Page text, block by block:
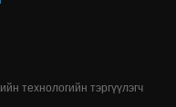
технологийн тэргүүлэгч